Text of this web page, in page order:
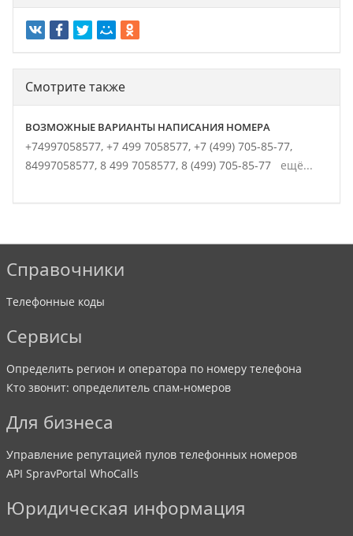
Смотрите также
ВОЗМОЖНЫЕ ВАРИАНТЫ НАПИСАНИЯ НОМЕРА
+74997058577, +7 499 7058577, +7 (499) 705-85-77,
84997058577, 8 499 7058577, 8 (499) 705-85-77 ещё...
Справочники
Телефонные коды
Сервисы
Определить регион и оператора по номеру телефона
Кто звонит: определитель спам-номеров
Для бизнеса
Управление репутацией пулов телефонных номеров
API SpravPortal WhoCalls
Юридическая информация